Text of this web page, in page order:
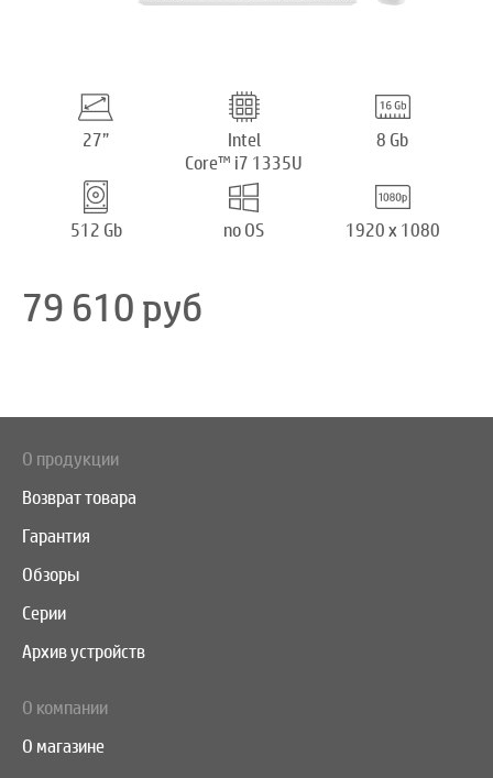
27”
Intel
Core™ i7 1335U
8 Gb
512 Gb no OS 1920 x 1080
79 610руб
О продукции
Возврат товара
Гарантия
Обзоры
Серии
Архив устройств
О компании
О магазине